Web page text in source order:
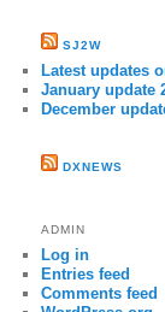
SJ2W
Latest updates
January update
December
DXNEWS
ADMIN
Log in
Entries feed
Comments feed